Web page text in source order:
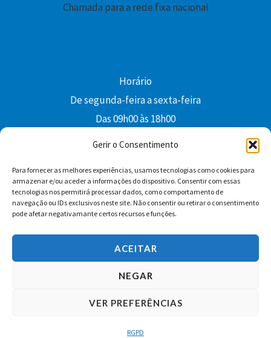
Gerir o Consentimento
Para fornecer as melhores experiências, usamos tecnologias como cookies para
armazenar e/ou aceder a informações do dispositivo. Consentir com essas
tecnologias nos permitirá processar dados, como comportamento de
navegação ou IDs exclusivos neste site. Não consentir ou retirar o consentimento
pode afetar negativamante certos recursos e funções.
ACEITAR
NEGAR
VER PREFERÊNCIAS
RGPD
Chamada para a rede fixa nacional
Horário
De segunda-feira a sexta-feira
Das 09h00 às 18h00
Facebook YouTube Instagram
Whatsapp
Condições Gerais de Venda
Copyright © 2026 Edições Colibri